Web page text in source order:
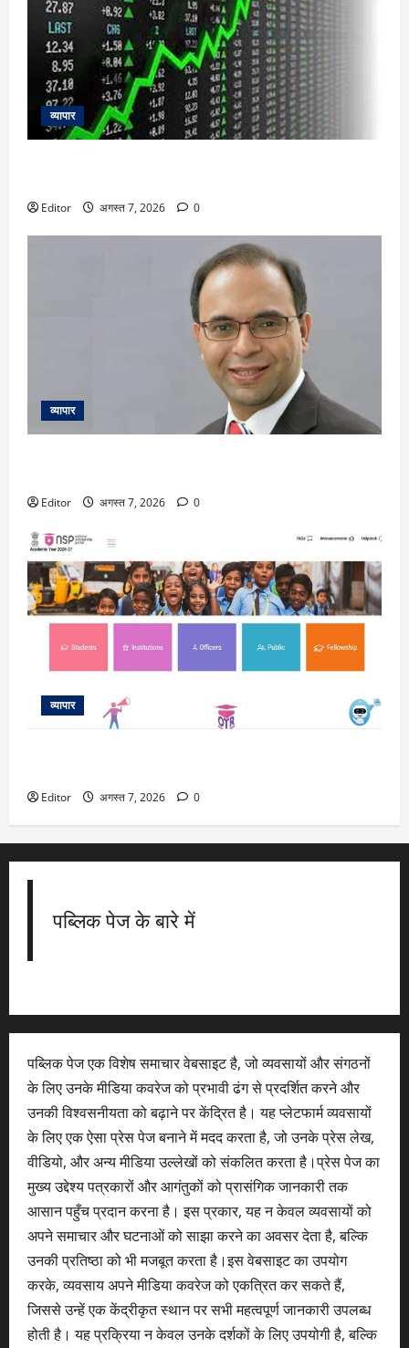
व्यापार
Editor अगस्त 7, 2026 0
व्यापार
Editor अगस्त 7, 2026 0
व्यापार
Editor अगस्त 7, 2026 0
पब्लिक पेज के बारे में
पब्लिक पेज एक विशेष समाचार वेबसाइट है, जो व्यवसायों और संगठनों
के लिए उनके मीडिया कवरेज को प्रभावी ढंग से प्रदर्शित करने और
उनकी विश्वसनीयता को बढ़ाने पर केंद्रित है। यह प्लेटफार्म व्यवसायों
के लिए एक ऐसा प्रेस पेज बनाने में मदद करता है, जो उनके प्रेस लेख,
वीडियो, और अन्य मीडिया उल्लेखों को संकलित करता है।प्रेस पेज का
मुख्य उद्देश्य पत्रकारों और आगंतुकों को प्रासंगिक जानकारी तक
आसान पहुँच प्रदान करना है। इस प्रकार, यह न केवल व्यवसायों को
अपने समाचार और घटनाओं को साझा करने का अवसर देता है, बल्कि
उनकी प्रतिष्ठा को भी मजबूत करता है।इस वेबसाइट का उपयोग
करके, व्यवसाय अपने मीडिया कवरेज को एकत्रित कर सकते हैं,
जिससे उन्हें एक केंद्रीकृत स्थान पर सभी महत्वपूर्ण जानकारी उपलब्ध
होती है। यह प्रक्रिया न केवल उनके दर्शकों के लिए उपयोगी है, बल्कि